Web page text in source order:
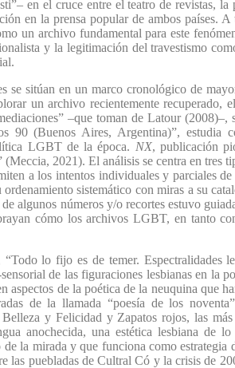
en el cruce entre el teatro de revistas,
en la prensa popular de ambos países.
un archivo fundamental para este
y la legitimación del travestismo
sitúan en un marco cronológico de
un archivo recientemente recuperado,
–que toman de Latour
(Buenos Aires, Argentina)”, estudia
LGBT de la época. NX, publicación
2021). El análisis se centra en tres
a los intentos individuales y parciales
sistemático con miras a su
algunos números y/o recortes estuvo
cómo los archivos LGBT, en tanto
lo fijo es de temer. Espectralidades
de las figuraciones lesbianas en la
de la poética de la neuquina que
de la llamada “poesía de los
y Felicidad y Zapatos rojos, las
anochecida, una estética lesbiana de
la mirada y que funciona como
las puebladas de Cultral Có y la crisis de